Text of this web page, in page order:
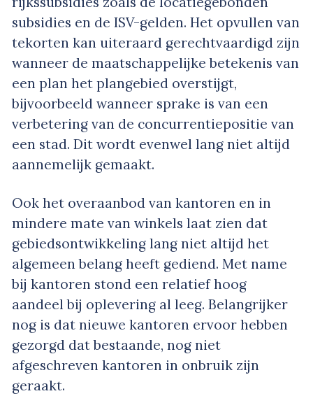
subsidies en de ISV-gelden. Het opvullen van
tekorten kan uiteraard gerechtvaardigd zijn
wanneer de maatschappelijke betekenis van
een plan het plangebied overstijgt,
bijvoorbeeld wanneer sprake is van een
verbetering van de concurrentiepositie van
een stad. Dit wordt evenwel lang niet altijd
aannemelijk gemaakt.
Ook het overaanbod van kantoren en in
mindere mate van winkels laat zien dat
gebiedsontwikkeling lang niet altijd het
algemeen belang heeft gediend. Met name
bij kantoren stond een relatief hoog
aandeel bij oplevering al leeg. Belangrijker
nog is dat nieuwe kantoren ervoor hebben
gezorgd dat bestaande, nog niet
afgeschreven kantoren in onbruik zijn
geraakt.